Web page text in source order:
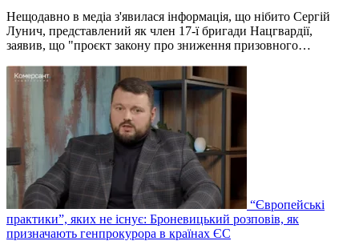
Нещодавно в медіа з'явилася інформація, що нібито Сергій
Лунич, представлений як член 17-ї бригади Нацгвардії,
заявив, що "проєкт закону про зниження призовного…
“Європейські
практики”, яких не існує: Броневицький розповів, як
призначають генпрокурора в країнах ЄС